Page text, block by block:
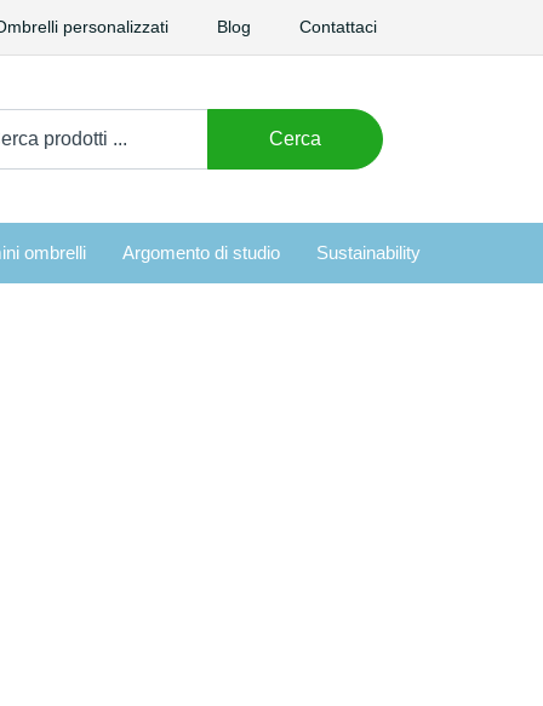
personalizzati Blog Contattaci
Cerca
ombrelli Argomento di studio Sustainability